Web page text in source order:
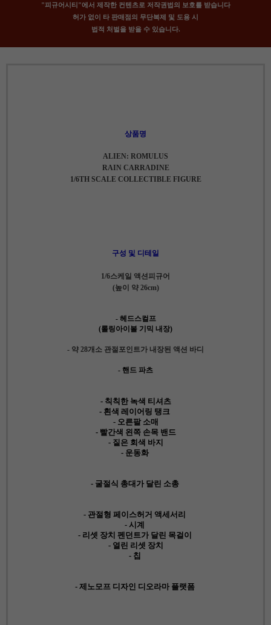
"피규어시티"에서 제작한 컨텐츠로 저작권법의 보호를 받습니다
허가 없이 타 판매점의 무단복제 및 도용 시
법적 처벌을 받을 수 있습니다.
상품명
ALIEN: ROMULUS
RAIN CARRADINE
1/6TH SCALE COLLECTIBLE FIGURE
구성 및 디테일
1/6스케일 액션피규어
(높이 약 26cm)
- 헤드스컬프
(롤링아이볼 기믹 내장)
- 약 28개소 관절포인트가 내장된 액션 바디
- 핸드 파츠
- 칙칙한 녹색 티셔츠
- 흰색 레이어링 탱크
- 오른팔 소매
- 빨간색 왼쪽 손목 밴드
- 짙은 회색 바지
- 운동화
- 굴절식 총대가 달린 소총
- 관절형 페이스허거 액세서리
- 시계
- 리셋 장치 펜던트가 달린 목걸이
- 열린 리셋 장치
- 칩
- 제노모프 디자인 디오라마 플랫폼